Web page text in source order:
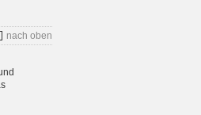
nach oben